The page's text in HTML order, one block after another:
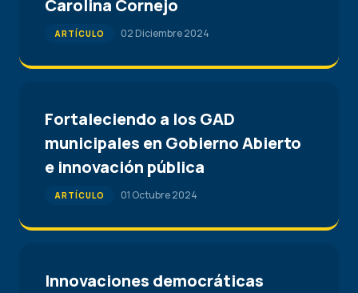
Carolina Cornejo
ARTÍCULO 02 Diciembre 2024
Fortaleciendo a los GAD
municipales en Gobierno Abierto
e innovación pública
ARTÍCULO 01 Octubre 2024
Innovaciones democráticas